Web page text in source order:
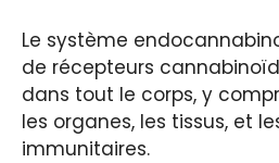
Le système
de récepteurs
dans tout le corps, y
les organes, les tissus, et
immunitaires.